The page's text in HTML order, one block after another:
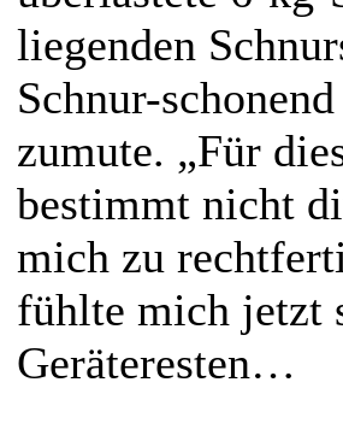
liegenden
Schnur-
zumute. „Für
bestimmt nicht
mich zu
fühlte mich jetzt
Geräteresten…